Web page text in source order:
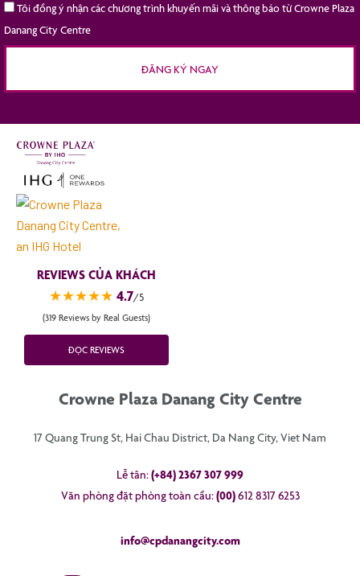
Tôi đồng ý nhận các chương trình khuyến mãi và thông báo từ Crowne Plaza
Danang City Centre
ĐĂNG KÝ NGAY
REVIEWS CỦA KHÁCH
★★★★★ 4.7/5
(319 Reviews by Real Guests)
ĐỌC REVIEWS
Crowne Plaza Danang City Centre
17 Quang Trung St, Hai Chau District, Da Nang City, Viet Nam
Lễ tân:(+84) 2367 307 999
Văn phòng đặt phòng toàn cầu:(00)612 8317 6253
info@cpdanangcity.com